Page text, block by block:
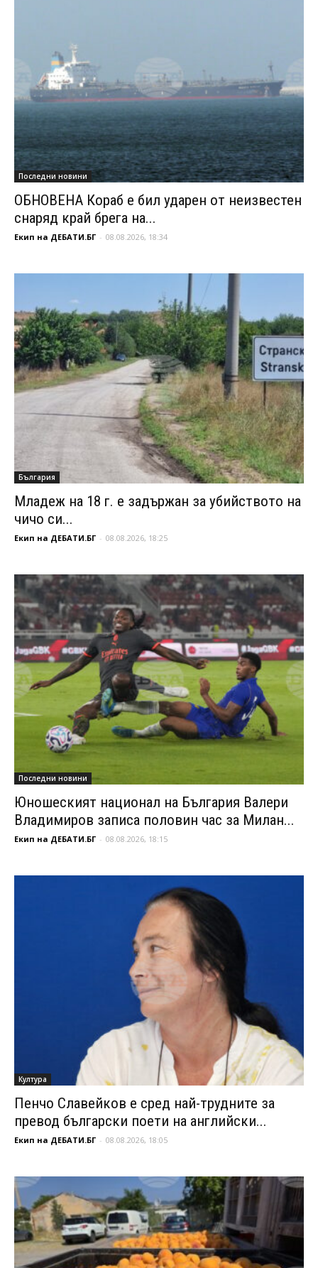
Последни новини
ОБНОВЕНА Кораб е бил ударен от неизвестен
снаряд край брега на...
Екип на ДЕБАТИ.БГ - 08.08.2026, 18:34
България
Младеж на 18 г. е задържан за убийството на
чичо си...
Екип на ДЕБАТИ.БГ - 08.08.2026, 18:25
Последни новини
Юношеският национал на България Валери
Владимиров записа половин час за Милан...
Екип на ДЕБАТИ.БГ - 08.08.2026, 18:15
Култура
Пенчо Славейков е сред най-трудните за
превод български поети на английски...
Екип на ДЕБАТИ.БГ - 08.08.2026, 18:05